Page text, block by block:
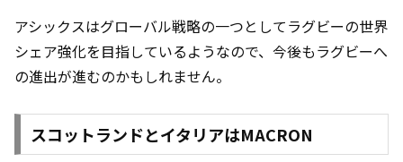
アシックスはグローバル戦略の一つとしてラグビーの世界
シェア強化を目指しているようなので、今後もラグビーへ
の進出が進むのかもしれません。
スコットランドとイタリアはMACRON